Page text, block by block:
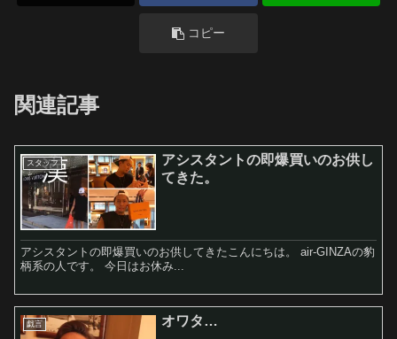
コピー
関連記事
スタッフ
アシスタントの即爆買いのお供し
てきた。
アシスタントの即爆買いのお供してきたこんにちは。 air-GINZAの豹
柄系の人です。 今日はお休み...
戯言 オワタ…